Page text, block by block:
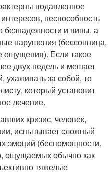
подавленное
неспособность
безнадежности и вины, а
нарушения (бессонница,
ощущения). Если такое
двух недель и мешает
ухаживать за собой, то
который установит
лечение.
кризис, человек,
испытывает сложный
эмоций (беспомощности.
ощущаемых обычно как
тяжелые